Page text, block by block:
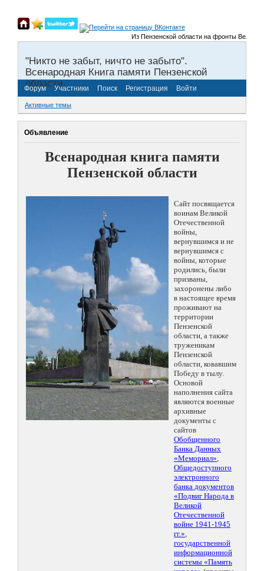
Из Пензенской области на фронты Великой
"Никто не забыт, ничто не забыто".
Всенародная Книга памяти Пензенской
области.
Форум Участники Поиск Регистрация Войти
Активные темы
Объявление
Всенародная книга памяти
Пензенской области
Сайт посвящается
воинам Великой
Отечественной
войны,
вернувшимся и не
вернувшимся с
войны, которые
родились, были
призваны,
захоронены либо
в настоящее время
проживают на
территории
Пензенской
области, а также
труженикам
Пензенской
области, ковавшим
Победу в тылу.
Основой
наполнения сайта
являются военные
архивные
документы с
сайтов
Обобщенного
Банка Данных
«Мемориал»,
Общедоступного
электронного
банка документов
«Подвиг Народа в
Великой
Отечественной
войне 1941-1945
гг.»,
государственной
информационной
системы «Память